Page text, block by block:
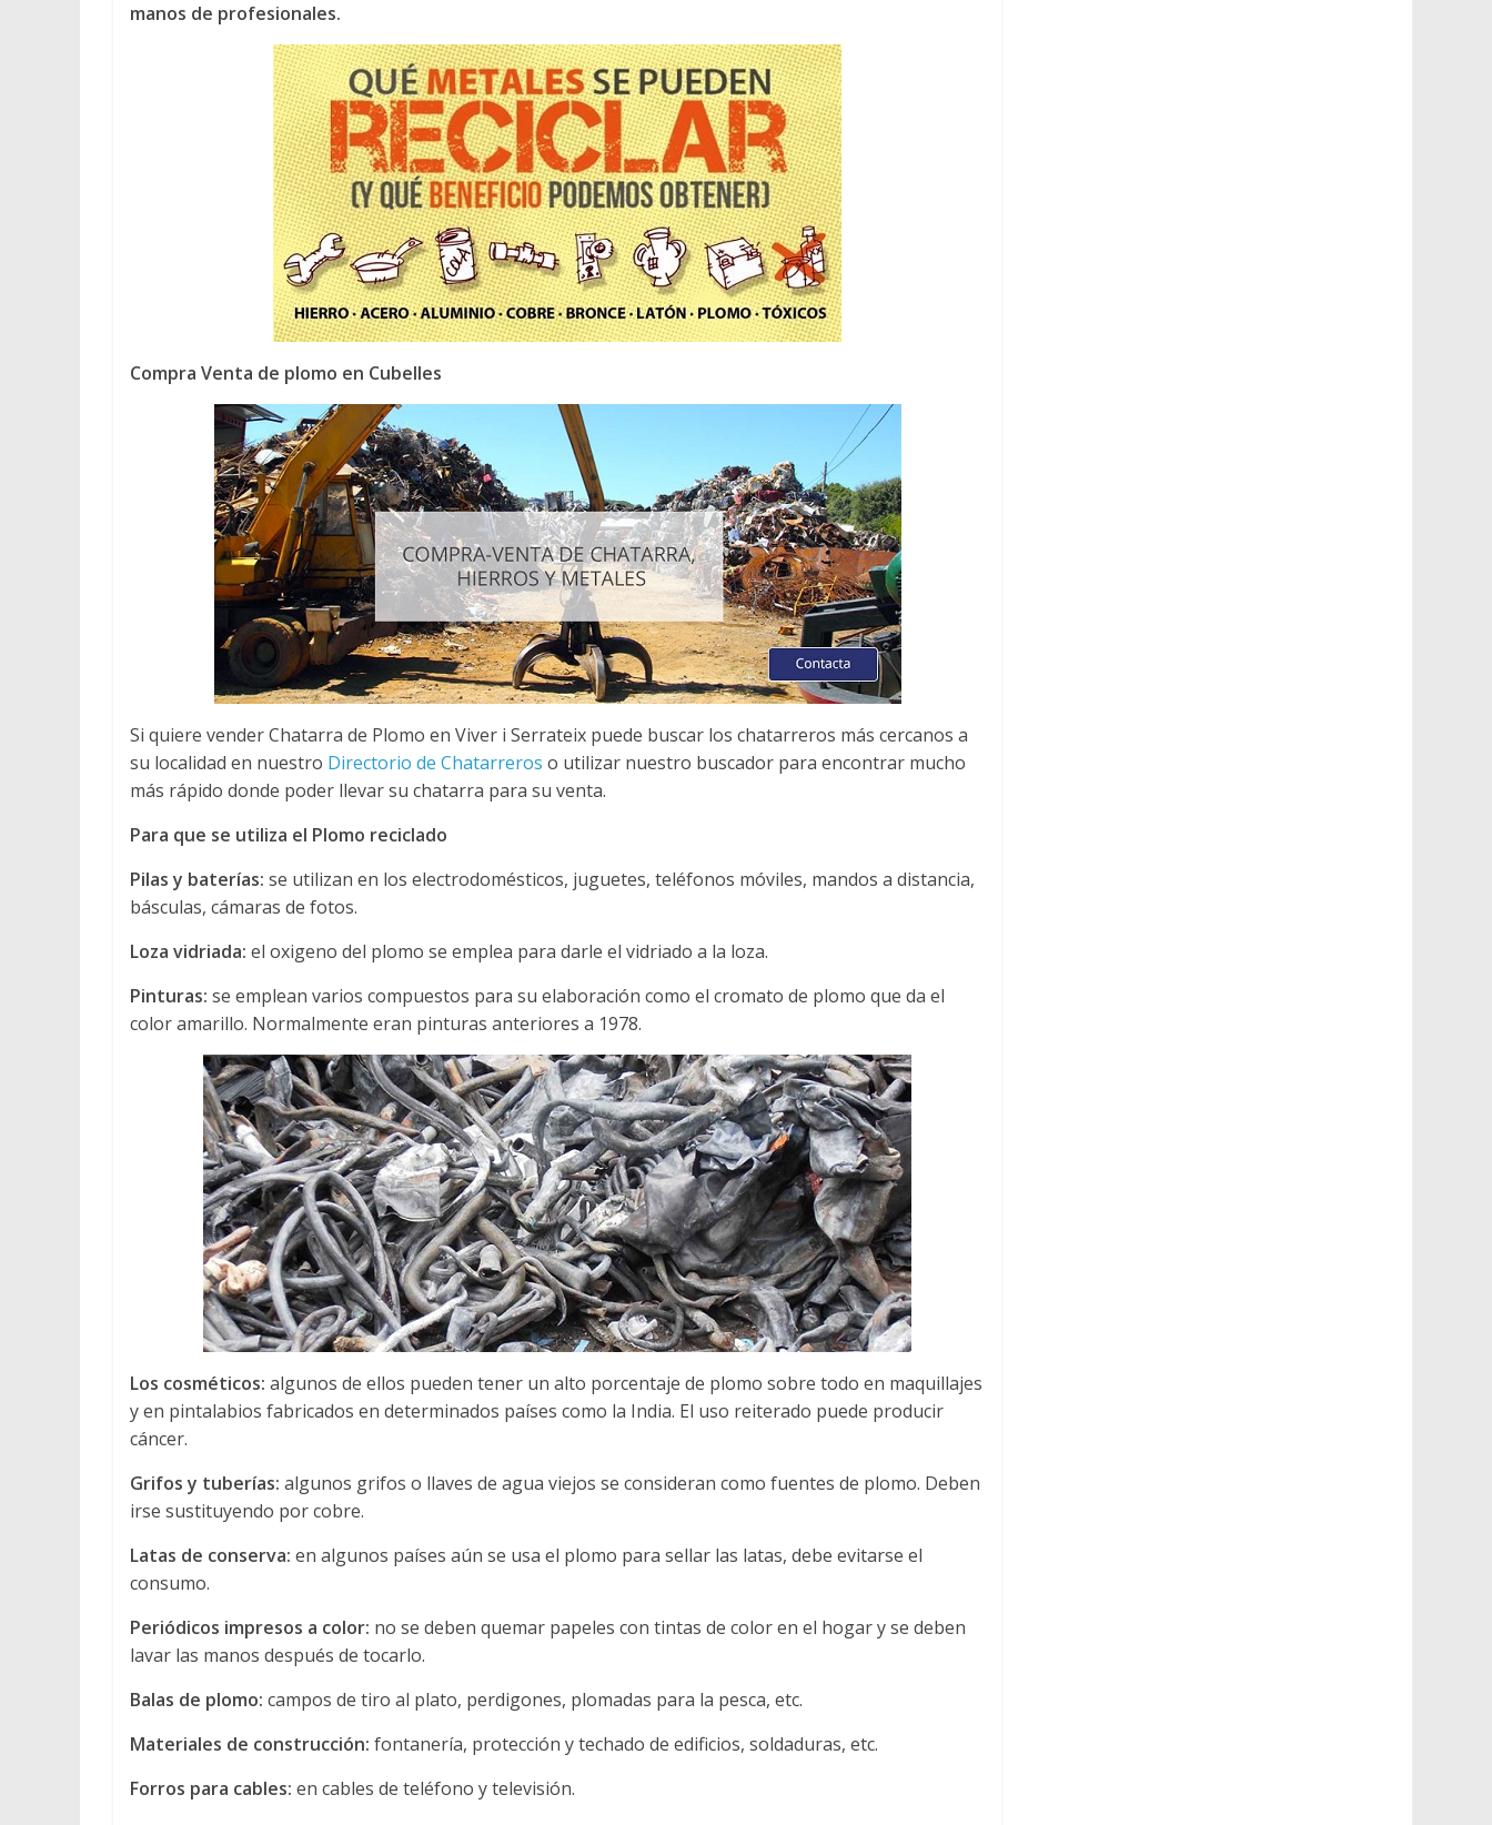
manos de profesionales.
Compra Venta de plomo en Cubelles
Si quiere vender Chatarra de Plomo en Viver i Serrateix puede buscar los chatarreros más cercanos a
su localidad en nuestro Directorio de Chatarreros o utilizar nuestro buscador para encontrar mucho
más rápido donde poder llevar su chatarra para su venta.
Para que se utiliza el Plomo reciclado
Pilas y baterías: se utilizan en los electrodomésticos, juguetes, teléfonos móviles, mandos a distancia,
básculas, cámaras de fotos.
Loza vidriada: el oxigeno del plomo se emplea para darle el vidriado a la loza.
Pinturas: se emplean varios compuestos para su elaboración como el cromato de plomo que da el
color amarillo. Normalmente eran pinturas anteriores a 1978.
Los cosméticos: algunos de ellos pueden tener un alto porcentaje de plomo sobre todo en maquillajes
y en pintalabios fabricados en determinados países como la India. El uso reiterado puede producir
cáncer.
Grifos y tuberías: algunos grifos o llaves de agua viejos se consideran como fuentes de plomo. Deben
irse sustituyendo por cobre.
Latas de conserva: en algunos países aún se usa el plomo para sellar las latas, debe evitarse el
consumo.
Periódicos impresos a color: no se deben quemar papeles con tintas de color en el hogar y se deben
lavar las manos después de tocarlo.
Balas de plomo: campos de tiro al plato, perdigones, plomadas para la pesca, etc.
Materiales de construcción: fontanería, protección y techado de edificios, soldaduras, etc.
Forros para cables: en cables de teléfono y televisión.